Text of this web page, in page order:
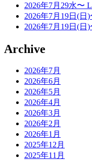
2026年7月29水〜
2026年7月19日(
2026年7月19日(
Archive
2026年7月
2026年6月
2026年5月
2026年4月
2026年3月
2026年2月
2026年1月
2025年12月
2025年11月